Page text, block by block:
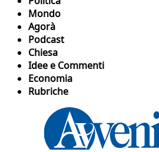
Mondo
Agorà
Podcast
Chiesa
Idee e Commenti
Economia
Rubriche